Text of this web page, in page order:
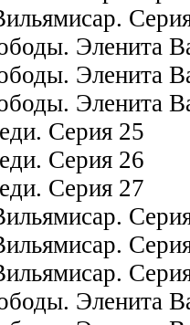
Эленита
Эленита
Эленита
Серия 25
Серия 26
Серия 27
Эленита